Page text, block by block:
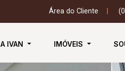
Área do Cliente
A IVAN IMÓVEIS